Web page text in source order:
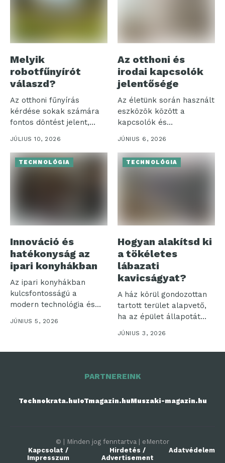
Melyik
robotfűnyírót
válaszd?
Az otthoni fűnyírás
kérdése sokak számára
fontos döntést jelent,
különösen, amikor a...
JÚLIUS 10, 2026
Az otthoni és
irodai kapcsolók
jelentősége
Az életünk során használt
eszközök között a
kapcsolók és
szerelvények különösen
jelentős...
JÚNIUS 6, 2026
TECHNOLÓGIA
Innováció és
hatékonyság az
ipari konyhákban
Az ipari konyhákban
kulcsfontosságú a
modern technológia és
hatékonyság
összehangolása. Ezek a...
JÚNIUS 5, 2026
TECHNOLÓGIA
Hogyan alakítsd ki
a tökéletes
lábazati
kavicságyat?
A ház körül gondozottan
tartott terület alapvető,
ha az épület állapotát
hosszú...
JÚNIUS 3, 2026
PARTNEREINK
Technokrata.huIoTmagazin.huMuszaki-magazin.hu
© | Minden jog fenntartva | eMentor
Kapcsolat /
Impresszum
Hirdetés /
Advertisement
Adatvédelem